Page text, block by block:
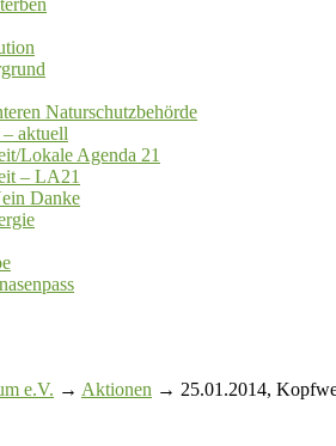
Naturschutzbehörde
aktuell
Lokale Agenda 21
– LA21
Danke
e.V. → Aktionen → 25.01.2014,